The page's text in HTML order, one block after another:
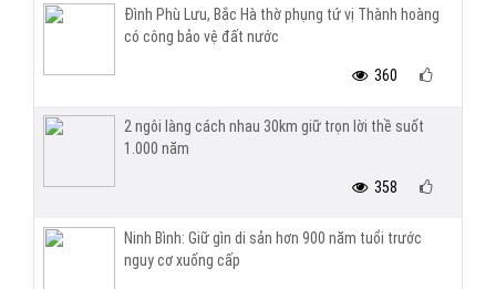
Đình Phù Lưu, Bắc Hà thờ phụng tứ vị Thành hoàng
có công bảo vệ đất nước
360
2 ngôi làng cách nhau 30km giữ trọn lời thề suốt
1.000 năm
358
Ninh Bình: Giữ gìn di sản hơn 900 năm tuổi trước
nguy cơ xuống cấp